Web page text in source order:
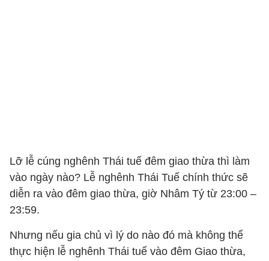
Lỡ lễ cúng nghênh Thái tuế đêm giao thừa thì làm
vào ngày nào? Lễ nghênh Thái Tuế chính thức sẽ
diễn ra vào đêm giao thừa, giờ Nhâm Tý từ 23:00 –
23:59.
Nhưng nếu gia chủ vì lý do nào đó mà không thể
thực hiện lễ nghênh Thái tuế vào đêm Giao thừa,